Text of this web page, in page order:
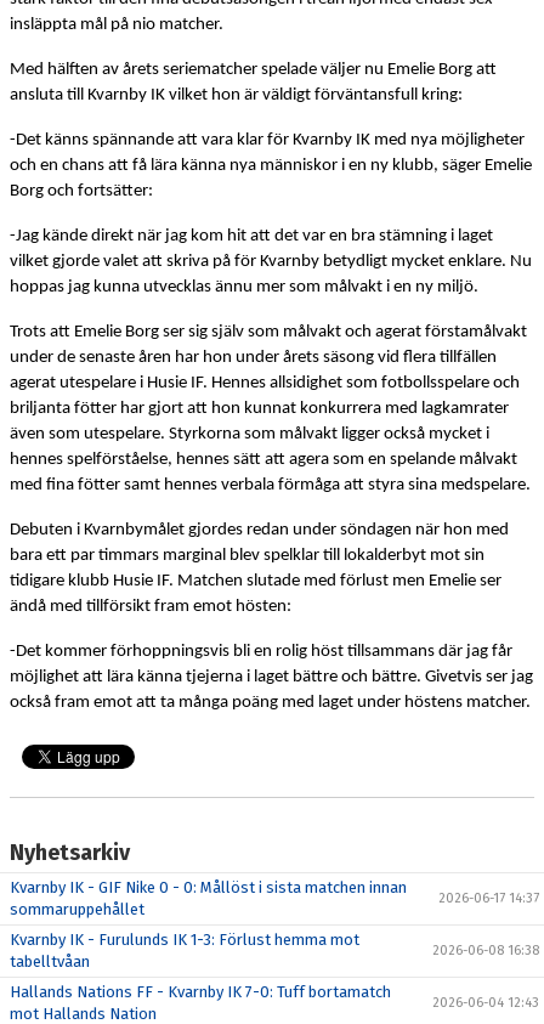
insläppta mål på nio matcher.
Med hälften av årets seriematcher spelade väljer nu Emelie Borg att
ansluta till Kvarnby IK vilket hon är väldigt förväntansfull kring:
-Det känns spännande att vara klar för Kvarnby IK med nya möjligheter
och en chans att få lära känna nya människor i en ny klubb, säger Emelie
Borg och fortsätter:
-Jag kände direkt när jag kom hit att det var en bra stämning i laget
vilket gjorde valet att skriva på för Kvarnby betydligt mycket enklare. Nu
hoppas jag kunna utvecklas ännu mer som målvakt i en ny miljö.
Trots att Emelie Borg ser sig själv som målvakt och agerat förstamålvakt
under de senaste åren har hon under årets säsong vid flera tillfällen
agerat utespelare i Husie IF. Hennes allsidighet som fotbollsspelare och
briljanta fötter har gjort att hon kunnat konkurrera med lagkamrater
även som utespelare. Styrkorna som målvakt ligger också mycket i
hennes spelförståelse, hennes sätt att agera som en spelande målvakt
med fina fötter samt hennes verbala förmåga att styra sina medspelare.
Debuten i Kvarnbymålet gjordes redan under söndagen när hon med
bara ett par timmars marginal blev spelklar till lokalderbyt mot sin
tidigare klubb Husie IF. Matchen slutade med förlust men Emelie ser
ändå med tillförsikt fram emot hösten:
-Det kommer förhoppningsvis bli en rolig höst tillsammans där jag får
möjlighet att lära känna tjejerna i laget bättre och bättre. Givetvis ser jag
också fram emot att ta många poäng med laget under höstens matcher.
Nyhetsarkiv
Kvarnby IK - GIF Nike 0 - 0: Mållöst i sista matchen innan
sommaruppehållet
2026-06-17 14:37
Kvarnby IK - Furulunds IK 1-3: Förlust hemma mot
tabelltvåan
2026-06-08 16:38
Hallands Nations FF - Kvarnby IK 7-0: Tuff bortamatch
mot Hallands Nation
2026-06-04 12:43